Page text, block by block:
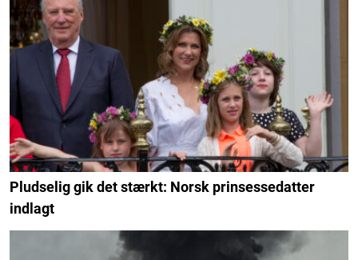
Pludselig gik det stærkt: Norsk prinsessedatter
indlagt